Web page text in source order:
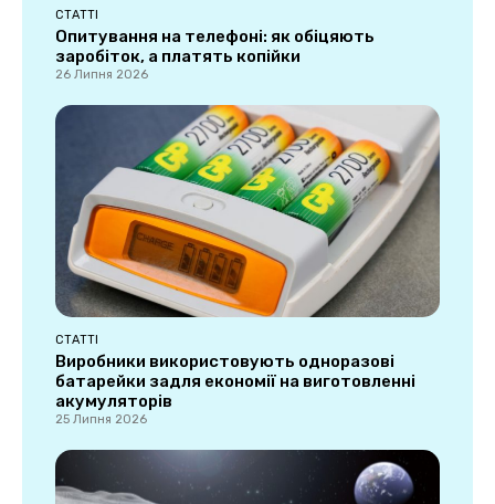
СТАТТІ
Опитування на телефоні: як обіцяють
заробіток, а платять копійки
26 Липня 2026
СТАТТІ
Виробники використовують одноразові
батарейки задля економії на виготовленні
акумуляторів
25 Липня 2026